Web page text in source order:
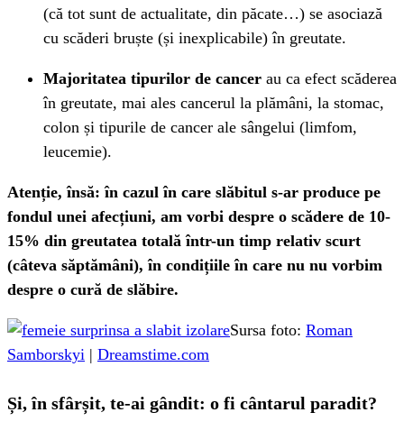
(că tot sunt de actualitate, din păcate…) se asociază
cu scăderi bruște (și inexplicabile) în greutate.
Majoritatea tipurilor de cancer au ca efect scăderea
în greutate, mai ales cancerul la plămâni, la stomac,
colon și tipurile de cancer ale sângelui (limfom,
leucemie).
Atenție, însă: în cazul în care slăbitul s-ar produce pe
fondul unei afecțiuni, am vorbi despre o scădere de 10-
15% din greutatea totală într-un timp relativ scurt
(câteva săptămâni), în condițiile în care nu nu vorbim
despre o cură de slăbire.
Sursa foto: Roman
Samborskyi | Dreamstime.com
Și, în sfârșit, te-ai gândit: o fi cântarul paradit?